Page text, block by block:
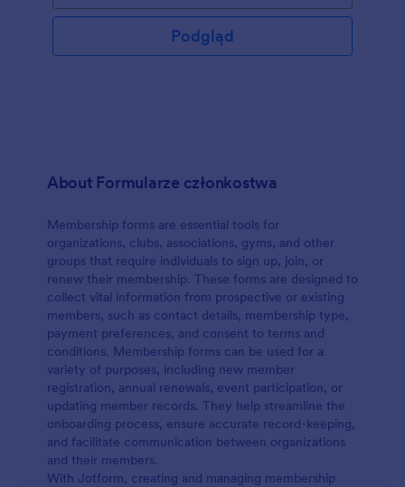
numery telefonów, a także komentarze na temat
Podgląd
About Formularze członkostwa
Membership forms are essential tools for
organizations, clubs, associations, gyms, and other
groups that require individuals to sign up, join, or
renew their membership. These forms are designed to
collect vital information from prospective or existing
members, such as contact details, membership type,
payment preferences, and consent to terms and
conditions. Membership forms can be used for a
variety of purposes, including new member
registration, annual renewals, event participation, or
updating member records. They help streamline the
onboarding process, ensure accurate record-keeping,
and facilitate communication between organizations
and their members.
With Jotform, creating and managing membership